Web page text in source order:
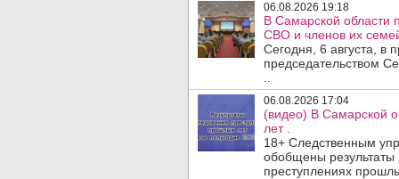
06.08.2026 19:18
В Самарской области
СВО и членов их
Сегодня, 6 августа, в
председательством
06.08.2026 17:04
(видео) В Самарской
лет .
18+ Следственным
обобщены результаты
преступлениях